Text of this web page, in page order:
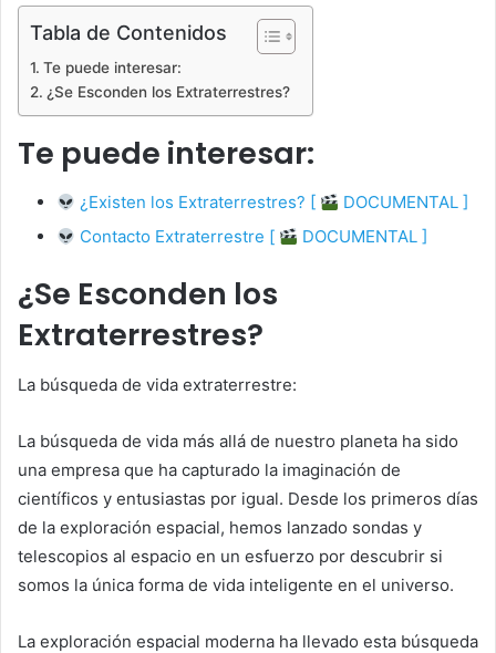
Tabla de Contenidos
Te puede interesar:
¿Se Esconden los Extraterrestres?
Te puede interesar:
¿Existen los Extraterrestres? [
DOCUMENTAL ]
Contacto Extraterrestre [
DOCUMENTAL ]
¿Se Esconden los
Extraterrestres?
La búsqueda de vida extraterrestre:
La búsqueda de vida más allá de nuestro planeta ha sido
una empresa que ha capturado la imaginación de
científicos y entusiastas por igual. Desde los primeros días
de la exploración espacial, hemos lanzado sondas y
telescopios al espacio en un esfuerzo por descubrir si
somos la única forma de vida inteligente en el universo.
La exploración espacial moderna ha llevado esta búsqueda